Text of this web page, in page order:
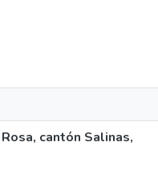
cantón Salinas,